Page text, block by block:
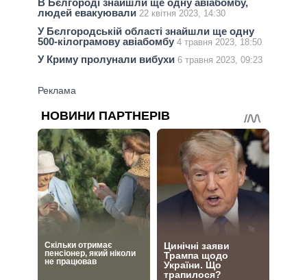
В Бєлгороді знайшли ще одну авіабомбу,
людей евакуювали 22 квітня 2023, 14:30
У Бєлгородській області знайшли ще одну
500-кілограмову авіабомбу 4 травня 2023, 18:50
У Криму пролунали вибухи 6 травня 2023, 09:23